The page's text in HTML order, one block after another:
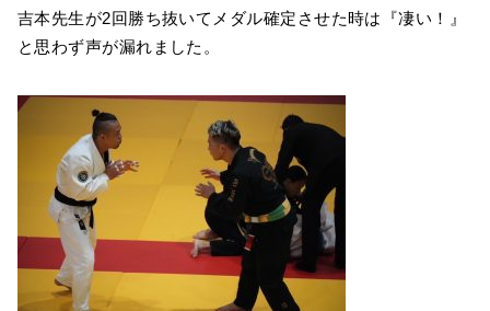
吉本先生が2回勝ち抜いてメダル確定させた時は『凄い！』
と思わず声が漏れました。